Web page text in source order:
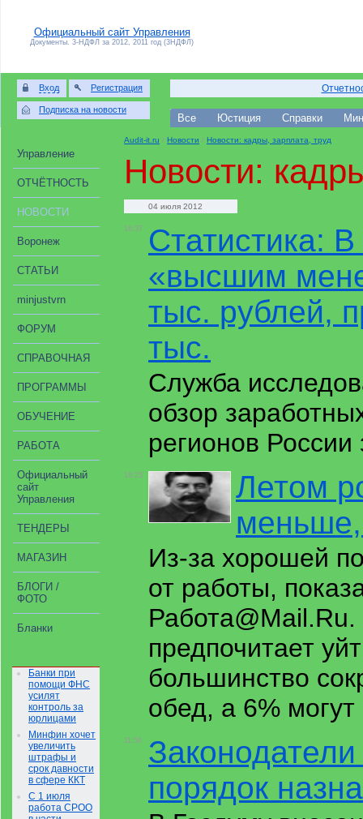
Официальный сайт Управления
Документы. 3-НДФЛ за 2012, 2011 год (3НДФЛ)
Вход Регистрация
Подписка на новости
Все Юстиция Справки
Управление
ОТЧЁТНОСТЬ
НОВОСТИ
Воронеж
СТАТЬИ
minjustvrn
ФОРУМ
СПРАВОЧНАЯ
ПРОГРАММЫ
ОБУЧЕНИЕ
РАБОТА
Официальный
сайт
Управления
ТЕНДЕРЫ
МАГАЗИН
БЛОГИ /
ФОТО
Бланки
Банки при
помощи ФНС
усилят
контроль за
юрлицами
Минфин хочет
увеличить
штрафы и
срок давности
в сфере ККТ
С 1 июля
работа СРОО
Audit-it.ru / Новости / Новости: кадры, зарплата, труд
Новости:
04 июля 2012
18:37
Статистика:
«высшим
тыс. рублей,
тыс.
Служба
обзор
регионов
18:25
Летом
Из-за хорошей
от работы,
предпочитает
большинство
обед, а 6%
11:56
порядок